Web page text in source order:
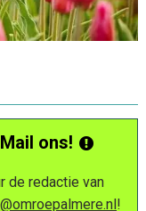
ons!
de redactie van
!